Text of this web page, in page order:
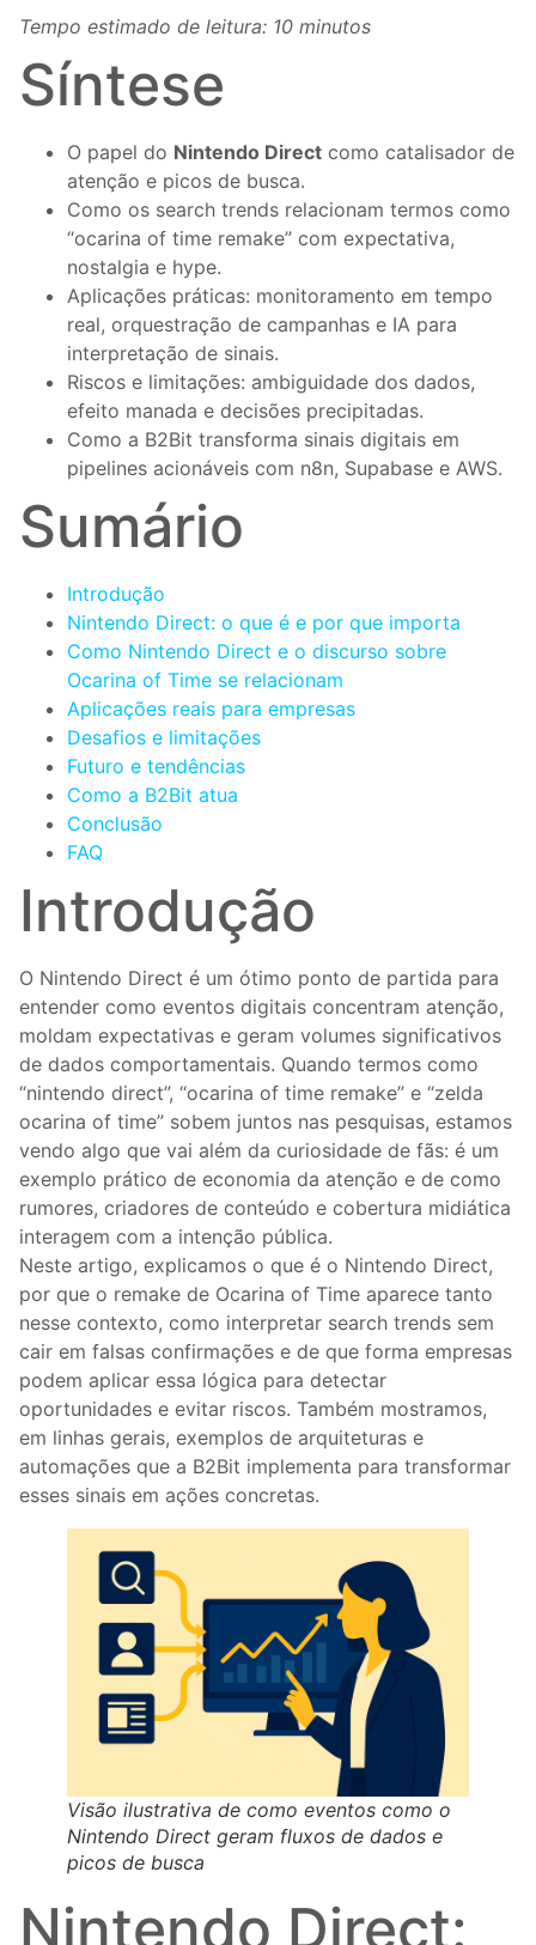
Tempo estimado de leitura: 10 minutos
Síntese
O papel do Nintendo Direct como catalisador de
atenção e picos de busca.
Como os search trends relacionam termos como
“ocarina of time remake” com expectativa,
nostalgia e hype.
Aplicações práticas: monitoramento em tempo
real, orquestração de campanhas e IA para
interpretação de sinais.
Riscos e limitações: ambiguidade dos dados,
efeito manada e decisões precipitadas.
Como a B2Bit transforma sinais digitais em
pipelines acionáveis com n8n, Supabase e AWS.
Sumário
Introdução
Nintendo Direct: o que é e por que importa
Como Nintendo Direct e o discurso sobre
Ocarina of Time se relacionam
Aplicações reais para empresas
Desafios e limitações
Futuro e tendências
Como a B2Bit atua
Conclusão
FAQ
Introdução
O Nintendo Direct é um ótimo ponto de partida para
entender como eventos digitais concentram atenção,
moldam expectativas e geram volumes significativos
de dados comportamentais. Quando termos como
“nintendo direct”, “ocarina of time remake” e “zelda
ocarina of time” sobem juntos nas pesquisas, estamos
vendo algo que vai além da curiosidade de fãs: é um
exemplo prático de economia da atenção e de como
rumores, criadores de conteúdo e cobertura midiática
interagem com a intenção pública.
Neste artigo, explicamos o que é o Nintendo Direct,
por que o remake de Ocarina of Time aparece tanto
nesse contexto, como interpretar search trends sem
cair em falsas confirmações e de que forma empresas
podem aplicar essa lógica para detectar
oportunidades e evitar riscos. Também mostramos,
em linhas gerais, exemplos de arquiteturas e
automações que a B2Bit implementa para transformar
esses sinais em ações concretas.
Visão ilustrativa de como eventos como o
Nintendo Direct geram fluxos de dados e
picos de busca
Nintendo Direct: